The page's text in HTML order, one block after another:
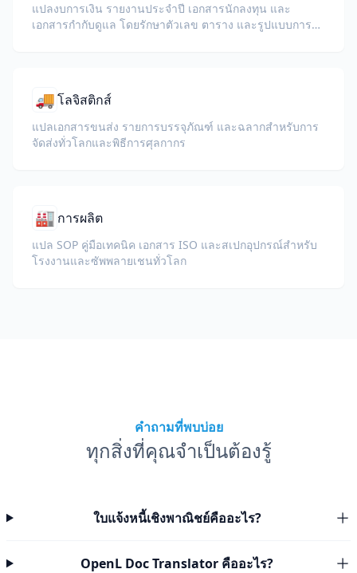
แปลงบการเงิน รายงานประจำปี เอกสารนักลงทุน และ
เอกสารกำกับดูแล โดยรักษาตัวเลข ตาราง และรูปแบบการ
🚚โลจิสติกส์
แปลเอกสารขนส่ง รายการบรรจุภัณฑ์ และฉลากสำหรับการ
จัดส่งทั่วโลกและพิธีการศุลกากร
🏭 การผลิต
แปล SOP คู่มือเทคนิค เอกสาร ISO และสเปกอุปกรณ์สำหรับ
โรงงานและซัพพลายเชนทั่วโลก
คำถามที่พบบ่อย
ทุกสิ่งที่คุณจำเป็นต้องรู้
ใบแจ้งหนี้เชิงพาณิชย์คืออะไร?
OpenL Doc Translator คืออะไร?